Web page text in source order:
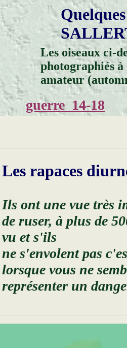
Les oiseaux ci-
photographiés
amateur
guerre_14-18
Les rapaces
Ils ont une vue très
de ruser, à plus de
vu et s'ils
ne s'envolent pas
lorsque vous ne
représenter un